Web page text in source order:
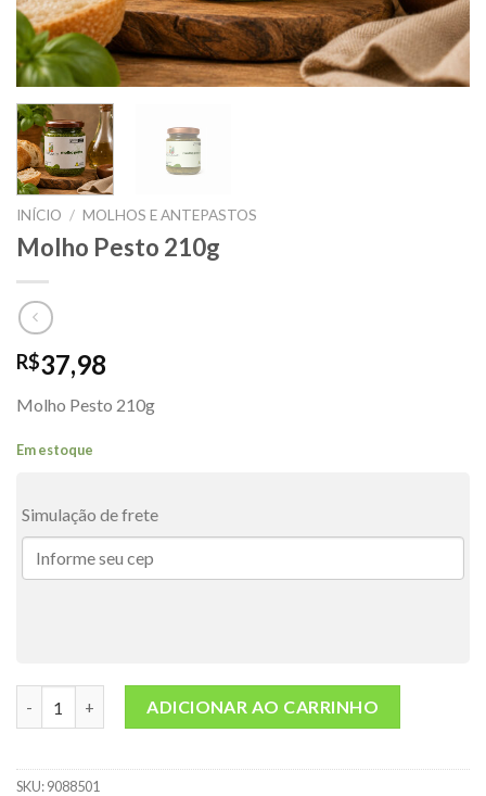
INÍCIO / MOLHOS E ANTEPASTOS
Molho Pesto 210g
R$37,98
Molho Pesto 210g
Em estoque
Simulação de frete
ADICIONAR AO CARRINHO
SKU:9088501